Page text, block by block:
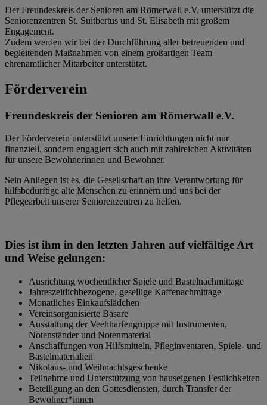
Der Freundeskreis der Senioren am Römerwall e.V. unterstützt die
Seniorenzentren St. Suitbertus und St. Elisabeth mit großem
Engagement.
Zudem werden wir bei der Durchführung aller betreuenden und
begleitenden Maßnahmen von einem großartigen Team
ehrenamtlicher Mitarbeiter unterstützt.
Förderverein
Freundeskreis der Senioren am Römerwall e.V.
Der Förderverein unterstützt unsere Einrichtungen nicht nur
finanziell, sondern engagiert sich auch mit zahlreichen Aktivitäten
für unsere Bewohnerinnen und Bewohner.
Sein Anliegen ist es, die Gesellschaft an ihre Verantwortung für
hilfsbedürftige alte Menschen zu erinnern und uns bei der
Pflegearbeit unserer Seniorenzentren zu helfen.
Dies ist ihm in den letzten Jahren auf vielfältige Art
und Weise gelungen:
Ausrichtung wöchentlicher Spiele und Bastelnachmittage
Jahreszeitlichbezogene, gesellige Kaffenachmittage
Monatliches Einkaufslädchen
Vereinsorganisierte Basare
Ausstattung der Veehharfengruppe mit Instrumenten,
Notenständer und Notenmaterial
Anschaffungen von Hilfsmitteln, Pfleginventaren, Spiele- und
Bastelmaterialien
Nikolaus- und Weihnachtsgeschenke
Teilnahme und Unterstützung von hauseigenen Festlichkeiten
Beteiligung an den Gottesdiensten, durch Transfer der
Bewohner*innen